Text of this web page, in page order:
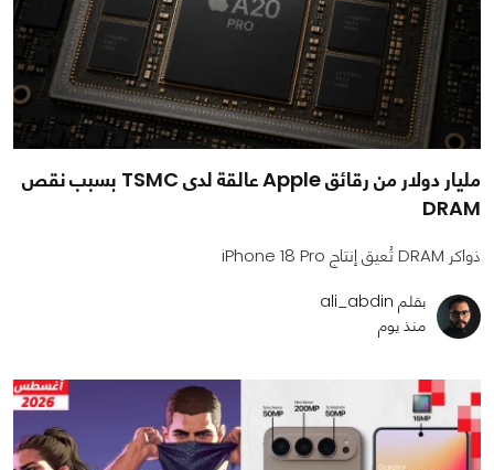
مليار دولار من رقائق Apple عالقة لدى TSMC بسبب نقص
DRAM
ذواكر DRAM تُعيق إنتاج iPhone 18 Pro
بقلم ali_abdin
منذ يوم